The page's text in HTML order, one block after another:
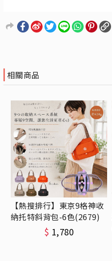
相關商品
【熱搜排行】東京9格神收
納托特斜背包-6色(2679)
$ 1,780